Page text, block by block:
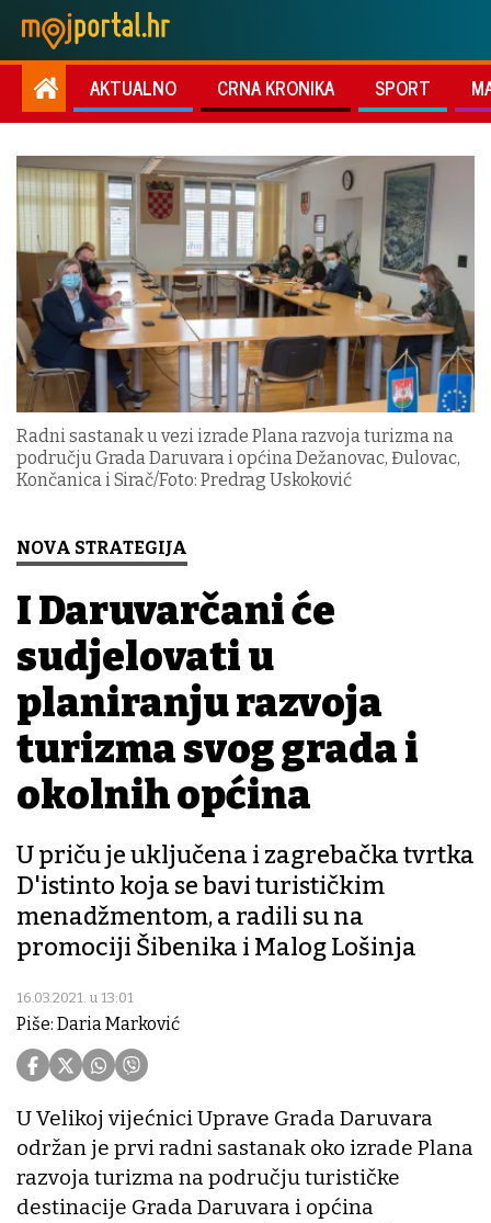
AKTUALNO CRNA KRONIKA SPORT
Radni sastanak u vezi izrade Plana razvoja turizma na
području Grada Daruvara i općina Dežanovac, Đulovac,
Končanica i Sirač/Foto: Predrag Uskoković
NOVA STRATEGIJA
I Daruvarčani će
sudjelovati u
planiranju razvoja
turizma svog grada i
okolnih općina
U priču je uključena i zagrebačka tvrtka
D'istinto koja se bavi turističkim
menadžmentom, a radili su na
promociji Šibenika i Malog Lošinja
16.03.2021. u 13:01
Piše: Daria Marković
U Velikoj vijećnici Uprave Grada Daruvara
održan je prvi radni sastanak oko izrade Plana
razvoja turizma na području turističke
destinacije Grada Daruvara i općina